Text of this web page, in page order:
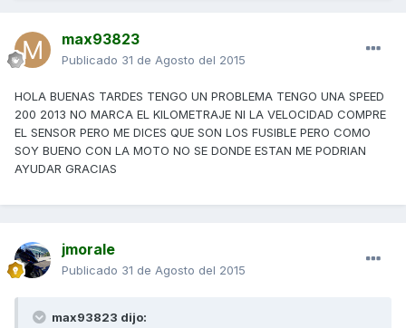
max93823
Publicado 31 de Agosto del 2015
HOLA BUENAS TARDES TENGO UN PROBLEMA TENGO UNA SPEED
200 2013 NO MARCA EL KILOMETRAJE NI LA VELOCIDAD COMPRE
EL SENSOR PERO ME DICES QUE SON LOS FUSIBLE PERO COMO
SOY BUENO CON LA MOTO NO SE DONDE ESTAN ME PODRIAN
AYUDAR GRACIAS
jmorale
Publicado 31 de Agosto del 2015
max93823 dijo: